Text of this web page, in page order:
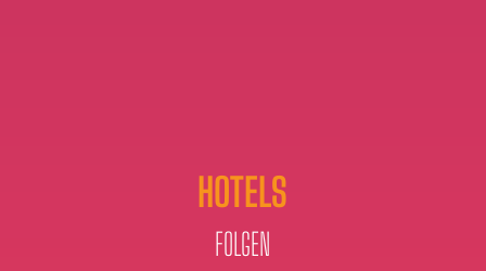
HOTELS
FOLGEN